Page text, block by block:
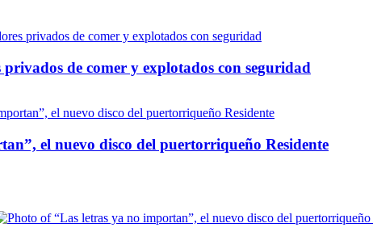
de comer y explotados con seguridad
el nuevo disco del puertorriqueño Residente